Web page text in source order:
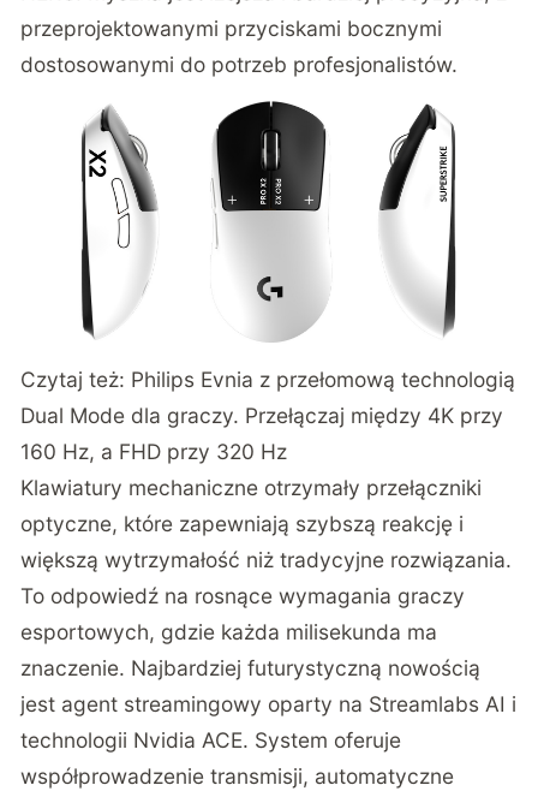
przeprojektowanymi przyciskami bocznymi
dostosowanymi do potrzeb profesjonalistów.
Czytaj też: Philips Evnia z przełomową technologią
Dual Mode dla graczy. Przełączaj między 4K przy
160 Hz, a FHD przy 320 Hz
Klawiatury mechaniczne otrzymały przełączniki
optyczne, które zapewniają szybszą reakcję i
większą wytrzymałość niż tradycyjne rozwiązania.
To odpowiedź na rosnące wymagania graczy
esportowych, gdzie każda milisekunda ma
znaczenie. Najbardziej futurystyczną nowością
jest agent streamingowy oparty na Streamlabs AI i
technologii Nvidia ACE. System oferuje
współprowadzenie transmisji, automatyczne